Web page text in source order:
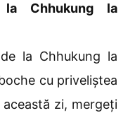
Chhukung la
la Chhukung la
cu priveliștea
zi, mergeți